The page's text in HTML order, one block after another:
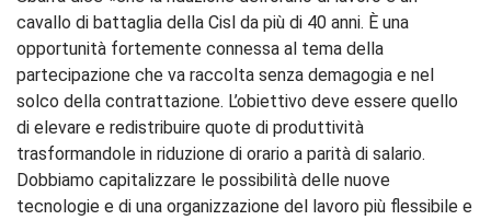
cavallo di battaglia della Cisl da più di 40 anni. È una
opportunità fortemente connessa al tema della
partecipazione che va raccolta senza demagogia e nel
solco della contrattazione. L’obiettivo deve essere quello
di elevare e redistribuire quote di produttività
trasformandole in riduzione di orario a parità di salario.
Dobbiamo capitalizzare le possibilità delle nuove
tecnologie e di una organizzazione del lavoro più flessibile e